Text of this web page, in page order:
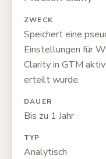
ZWECK
Speichert eine
Einstellungen für
Clarity in GTM
erteilt wurde.
DAUER
Bis zu 1 Jahr
TYP
Analytisch